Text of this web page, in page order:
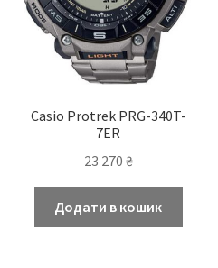
Casio Protrek PRG-340T-
7ER
23 270 ₴
Додати в кошик